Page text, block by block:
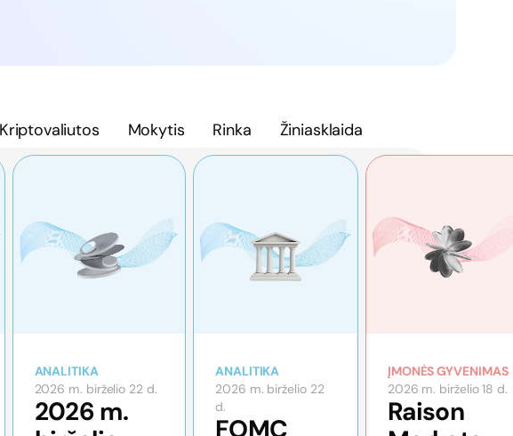
Kriptovaliutos Mokytis Rinka Žiniasklaida
ANALITIKA
2026 m. birželio 22 d.
2026 m.
ANALITIKA
2026 m. birželio 22
d.
FOMC
ĮMONĖS GYVENIMAS
2026 m. birželio 18 d.
Raison